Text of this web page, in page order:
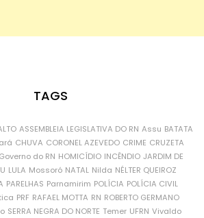
TAGS
ASSEMBLEIA LEGISLATIVA DO RN Assu BATATA
CHUVA CORONEL AZEVEDO CRIME CRUZETA
Governo do RN HOMICÍDIO INCÊNDIO JARDIM DE
LULA Mossoró NATAL Nilda NÉLTER QUEIROZ
PARELHAS Parnamirim POLÍCIA POLÍCIA CIVIL
PRF RAFAEL MOTTA RN ROBERTO GERMANO
SERRA NEGRA DO NORTE Temer UFRN Vivaldo